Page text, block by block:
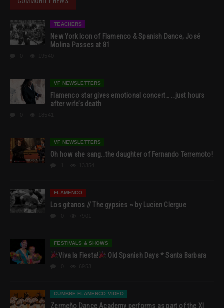
TEACHERS
New York Icon of Flamenco & Spanish Dance, José
Molina Passes at 81
VF NEWSLETTERS
Flamenco star gives emotional concert… …just hours
after wife’s death
VF NEWSLETTERS
Oh how she sang…the daughter of Fernando Terremoto!
FLAMENCO
Los gitanos // The gypsies ~ by Lucien Clergue
FESTIVALS & SHOWS
Viva la Fiesta! Old Spanish Days * Santa Barbara
CUMBRE FLAMENCO VIDEO
Zermeño Dance Academy performs as part of the XI